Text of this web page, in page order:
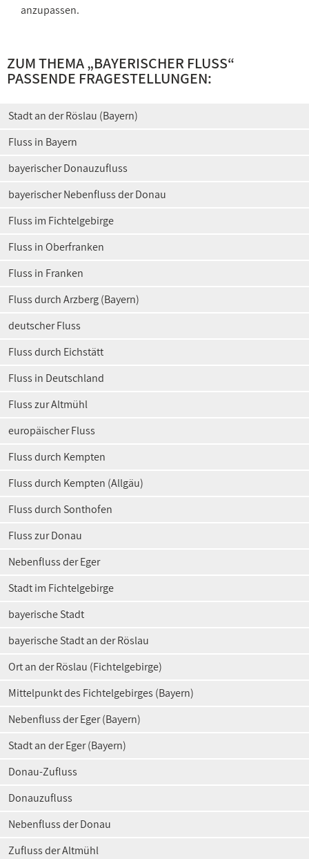
anzupassen.
ZUM THEMA „BAYERISCHER FLUSS“
PASSENDE FRAGESTELLUNGEN:
Stadt an der Röslau (Bayern)
Fluss in Bayern
bayerischer Donauzufluss
bayerischer Nebenfluss der Donau
Fluss im Fichtelgebirge
Fluss in Oberfranken
Fluss in Franken
Fluss durch Arzberg (Bayern)
deutscher Fluss
Fluss durch Eichstätt
Fluss in Deutschland
Fluss zur Altmühl
europäischer Fluss
Fluss durch Kempten
Fluss durch Kempten (Allgäu)
Fluss durch Sonthofen
Fluss zur Donau
Nebenfluss der Eger
Stadt im Fichtelgebirge
bayerische Stadt
bayerische Stadt an der Röslau
Ort an der Röslau (Fichtelgebirge)
Mittelpunkt des Fichtelgebirges (Bayern)
Nebenfluss der Eger (Bayern)
Stadt an der Eger (Bayern)
Donau-Zufluss
Donauzufluss
Nebenfluss der Donau
Zufluss der Altmühl